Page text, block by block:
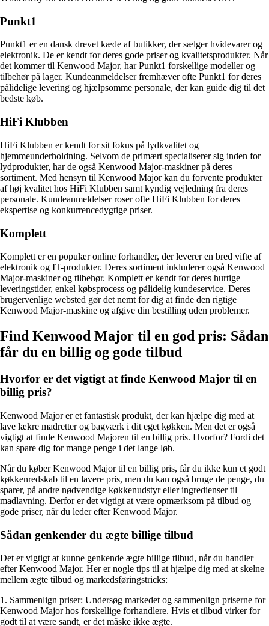
Punkt1
Punkt1 er en dansk drevet kæde af butikker, der sælger hvidevarer og
elektronik. De er kendt for deres gode priser og kvalitetsprodukter. Når
det kommer til Kenwood Major, har Punkt1 forskellige modeller og
tilbehør på lager. Kundeanmeldelser fremhæver ofte Punkt1 for deres
pålidelige levering og hjælpsomme personale, der kan guide dig til det
bedste køb.
HiFi Klubben
HiFi Klubben er kendt for sit fokus på lydkvalitet og
hjemmeunderholdning. Selvom de primært specialiserer sig inden for
lydprodukter, har de også Kenwood Major-maskiner på deres
sortiment. Med hensyn til Kenwood Major kan du forvente produkter
af høj kvalitet hos HiFi Klubben samt kyndig vejledning fra deres
personale. Kundeanmeldelser roser ofte HiFi Klubben for deres
ekspertise og konkurrencedygtige priser.
Komplett
Komplett er en populær online forhandler, der leverer en bred vifte af
elektronik og IT-produkter. Deres sortiment inkluderer også Kenwood
Major-maskiner og tilbehør. Komplett er kendt for deres hurtige
leveringstider, enkel købsprocess og pålidelig kundeservice. Deres
brugervenlige websted gør det nemt for dig at finde den rigtige
Kenwood Major-maskine og afgive din bestilling uden problemer.
Find Kenwood Major til en god pris: Sådan
får du en billig og gode tilbud
Hvorfor er det vigtigt at finde Kenwood Major til en
billig pris?
Kenwood Major er et fantastisk produkt, der kan hjælpe dig med at
lave lækre madretter og bagværk i dit eget køkken. Men det er også
vigtigt at finde Kenwood Majoren til en billig pris. Hvorfor? Fordi det
kan spare dig for mange penge i det lange løb.
Når du køber Kenwood Major til en billig pris, får du ikke kun et godt
køkkenredskab til en lavere pris, men du kan også bruge de penge, du
sparer, på andre nødvendige køkkenudstyr eller ingredienser til
madlavning. Derfor er det vigtigt at være opmærksom på tilbud og
gode priser, når du leder efter Kenwood Major.
Sådan genkender du ægte billige tilbud
Det er vigtigt at kunne genkende ægte billige tilbud, når du handler
efter Kenwood Major. Her er nogle tips til at hjælpe dig med at skelne
mellem ægte tilbud og markedsføringstricks:
1. Sammenlign priser: Undersøg markedet og sammenlign priserne for
Kenwood Major hos forskellige forhandlere. Hvis et tilbud virker for
godt til at være sandt, er det måske ikke ægte.